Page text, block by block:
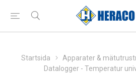
Startsida Apparater &
Datalogger - Temperatur